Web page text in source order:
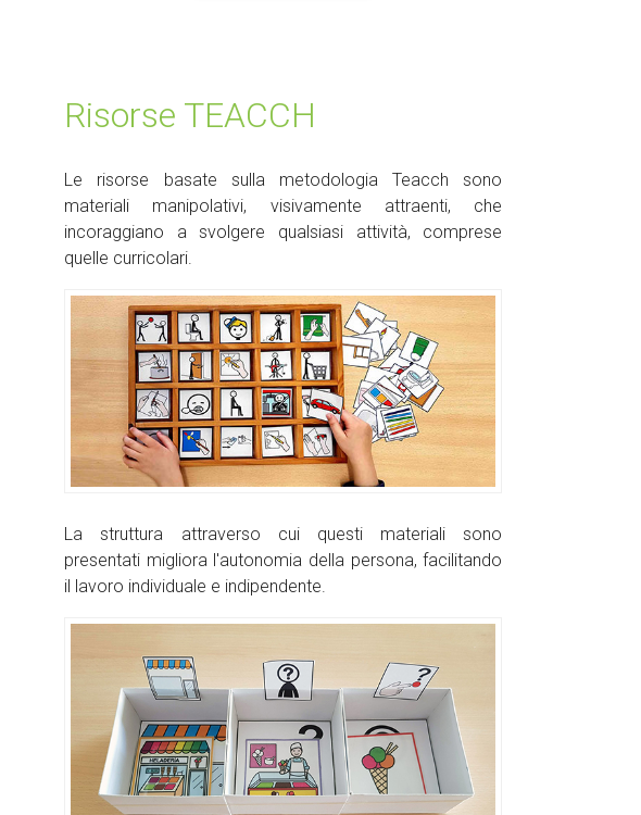
Risorse TEACCH
Le risorse basate sulla metodologia Teacch sono
materiali manipolativi, visivamente attraenti, che
incoraggiano a svolgere qualsiasi attività, comprese
quelle curricolari.
La struttura attraverso cui questi materiali sono
presentati migliora l'autonomia della persona, facilitando
il lavoro individuale e indipendente.